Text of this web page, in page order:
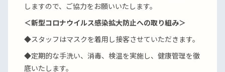
しますので、ご協力をお願いいたします。
＜新型コロナウイルス感染拡大防止への取り組み＞
◆スタッフはマスクを着用し接客させていただきます。
◆定期的な手洗い、消毒、検温を実施し、健康管理を徹
底いたします。